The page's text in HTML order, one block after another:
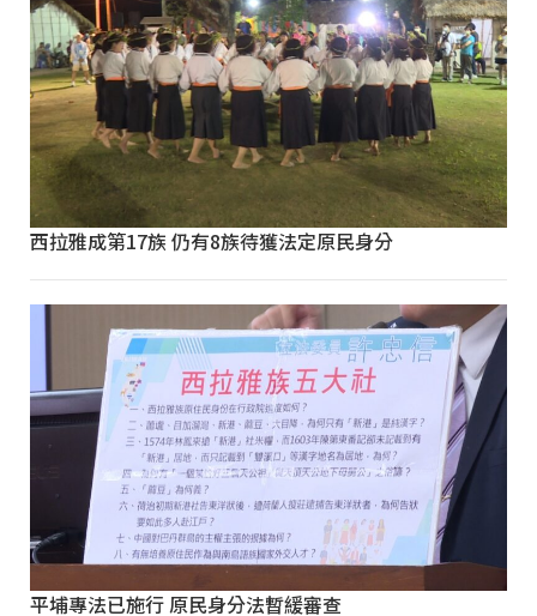
西拉雅成第17族 仍有8族待獲法定原民身分
平埔專法已施行 原民身分法暫緩審查